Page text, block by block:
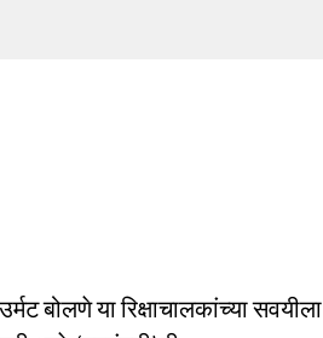
बोलणे या रिक्षाचालकांच्या सवयीला